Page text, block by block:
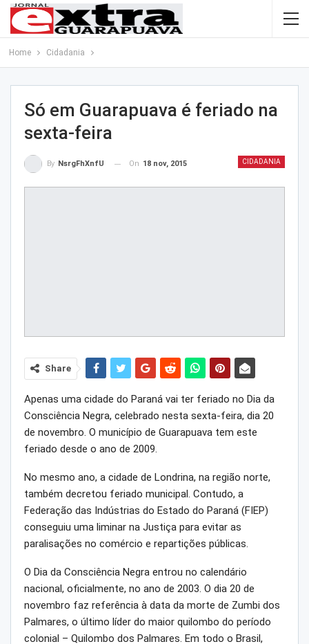
Home Cidadania
Só em Guarapuava é feriado na
sexta-feira
CIDADANIA
By NsrgFhXnfU On 18 nov, 2015
Share
Apenas uma cidade do Paraná vai ter feriado no Dia da
Consciência Negra, celebrado nesta sexta-feira, dia 20
de novembro. O município de Guarapuava tem este
feriado desde o ano de 2009.
No mesmo ano, a cidade de Londrina, na região norte,
também decretou feriado municipal. Contudo, a
Federação das Indústrias do Estado do Paraná (FIEP)
conseguiu uma liminar na Justiça para evitar as
paralisações no comércio e repartições públicas.
O Dia da Consciência Negra entrou no calendário
nacional, oficialmente, no ano de 2003. O dia 20 de
novembro faz referência à data da morte de Zumbi dos
Palmares, o último líder do maior quilombo do período
colonial – Quilombo dos Palmares. Em todo o Brasil,